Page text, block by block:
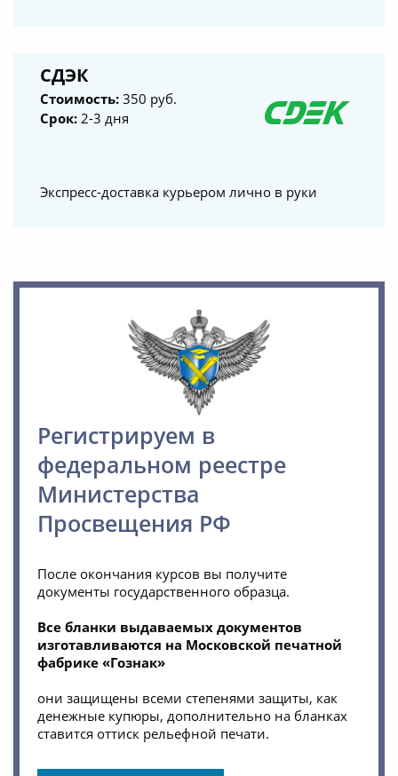
СДЭК
Стоимость: 350 руб.
Срок: 2-3 дня
Экспресс-доставка курьером лично в руки
Регистрируем в
федеральном реестре
Министерства
Просвещения РФ
После окончания курсов вы получите
документы государственного образца.
Все бланки выдаваемых документов
изготавливаются на Московской печатной
фабрике «Гознак»
они защищены всеми степенями защиты, как
денежные купюры, дополнительно на бланках
ставится оттиск рельефной печати.